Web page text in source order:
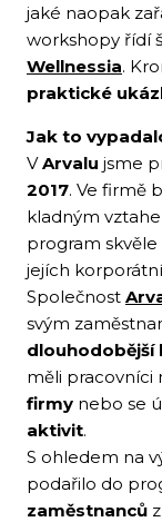
jaké naopak
workshopy řídí
Wellnessia.
praktické
Jak to
VArvalu jsme
2017. Ve firmě
kladným
program
jejích
Společnost
svým
dlouhodobější
měli pracovníci
firmy nebo se
aktivit.
S ohledem na
podařilo do
zaměstnanců